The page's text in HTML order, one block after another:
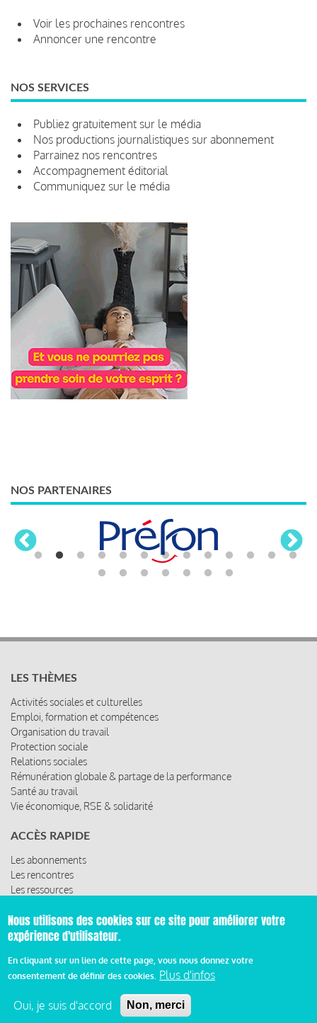
Voir les prochaines rencontres
Annoncer une rencontre
NOS SERVICES
Publiez gratuitement sur le média
Nos productions journalistiques sur abonnement
Parrainez nos rencontres
Accompagnement éditorial
Communiquez sur le média
NOS PARTENAIRES
LES THÈMES
Activités sociales et culturelles
Emploi, formation et compétences
Organisation du travail
Protection sociale
Relations sociales
Rémunération globale & partage de la performance
Santé au travail
Vie économique, RSE & solidarité
ACCÈS RAPIDE
Les abonnements
Les rencontres
Les ressources
Pied
Mentions légales et condition générale d’utilisation et
d’abonnement
Nous utilisons des cookies sur ce site pour améliorer votre
expérience d'utilisateur.
En cliquant sur un lien de cette page, vous nous donnez votre
consentement de définir des cookies. Plus d'infos
Oui, je suis d'accord Non, merci